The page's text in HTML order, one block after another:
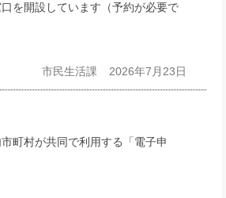
を開設しています（予約が必要で
市民生活課 2026年7月23日
町村が共同で利用する「電子申